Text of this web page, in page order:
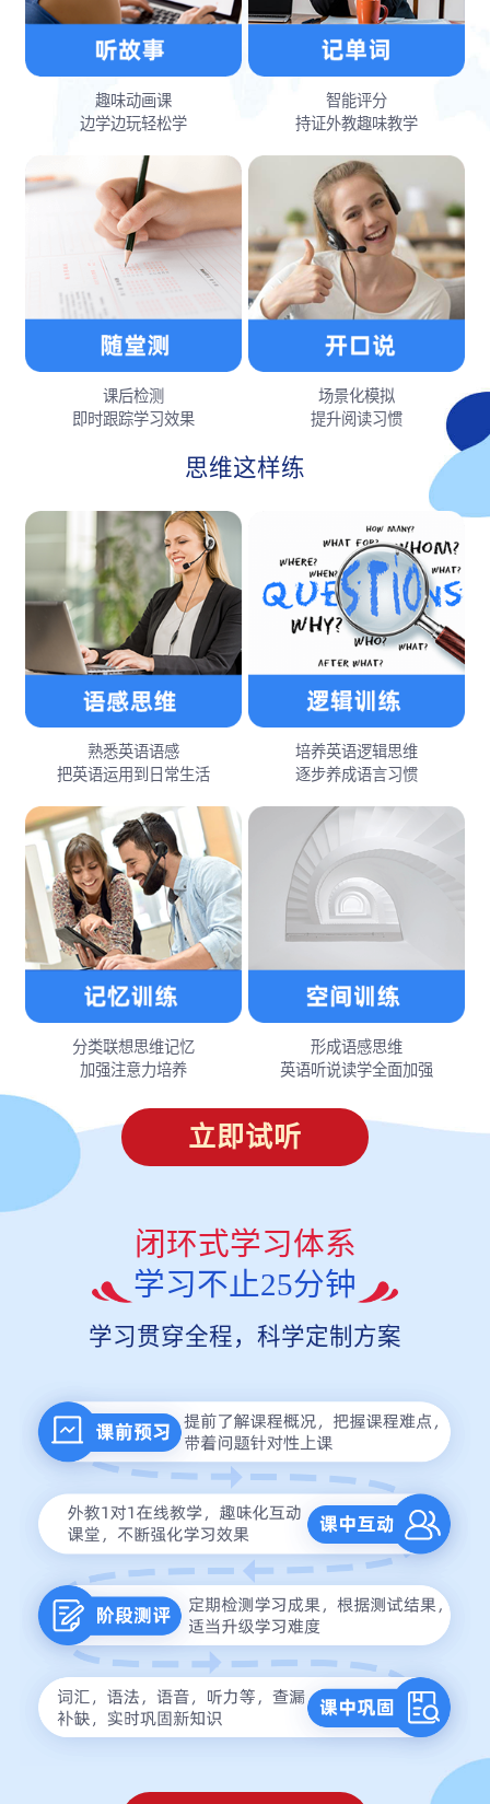
趣味动画课
边学边玩轻松学
智能评分
持证外教趣味教学
课后检测
即时跟踪学习效果
场景化模拟
提升阅读习惯
思维这样练
熟悉英语语感
把英语运用到日常生活
培养英语逻辑思维
逐步养成语言习惯
分类联想思维记忆
加强注意力培养
形成语感思维
英语听说读学全面加强
立即试听
闭环式学习体系
学习不止25分钟
学习贯穿全程，科学定制方案